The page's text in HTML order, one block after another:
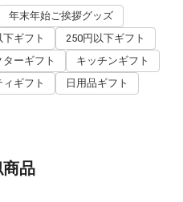
年末年始ご挨拶グッズ
下ギフト
250円以下ギフト
ーギフト
キッチンギフト
ィギフト 日用品ギフト
品